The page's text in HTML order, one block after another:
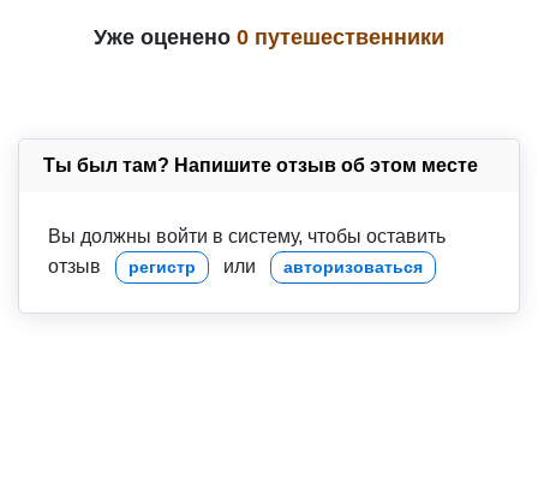
Уже оценено 0 путешественники
Ты был там? Напишите отзыв об этом месте
Вы должны войти в систему, чтобы оставить
отзыв
регистр или авторизоваться